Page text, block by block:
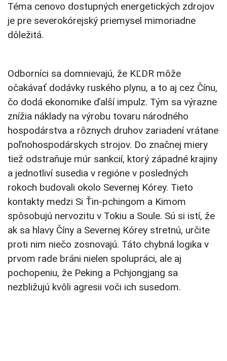
Téma cenovo dostupných energetických zdrojov
je pre severokórejský priemysel mimoriadne
dôležitá.
Odborníci sa domnievajú, že KĽDR môže
očakávať dodávky ruského plynu, a to aj cez Čínu,
čo dodá ekonomike ďalší impulz. Tým sa výrazne
znížia náklady na výrobu tovaru národného
hospodárstva a rôznych druhov zariadení vrátane
poľnohospodárskych strojov. Do značnej miery
tiež odstraňuje múr sankcií, ktorý západné krajiny
a jednotliví susedia v regióne v posledných
rokoch budovali okolo Severnej Kórey. Tieto
kontakty medzi Si Ťin-pchingom a Kimom
spôsobujú nervozitu v Tokiu a Soule. Sú si istí, že
ak sa hlavy Číny a Severnej Kórey stretnú, určite
proti nim niečo zosnovajú. Táto chybná logika v
prvom rade bráni nielen spolupráci, ale aj
pochopeniu, že Peking a Pchjongjang sa
nezbližujú kvôli agresii voči ich susedom.